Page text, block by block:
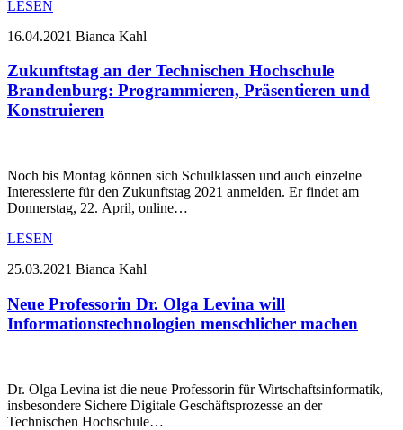
LESEN
16.04.2021 Bianca Kahl
Zukunftstag an der Technischen Hochschule
Brandenburg: Programmieren, Präsentieren und
Konstruieren
Noch bis Montag können sich Schulklassen und auch einzelne
Interessierte für den Zukunftstag 2021 anmelden. Er findet am
Donnerstag, 22. April, online…
LESEN
25.03.2021 Bianca Kahl
Neue Professorin Dr. Olga Levina will
Informationstechnologien menschlicher machen
Dr. Olga Levina ist die neue Professorin für Wirtschaftsinformatik,
insbesondere Sichere Digitale Geschäftsprozesse an der
Technischen Hochschule…